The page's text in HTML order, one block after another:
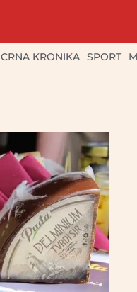
CRNA KRONIKA SPORT